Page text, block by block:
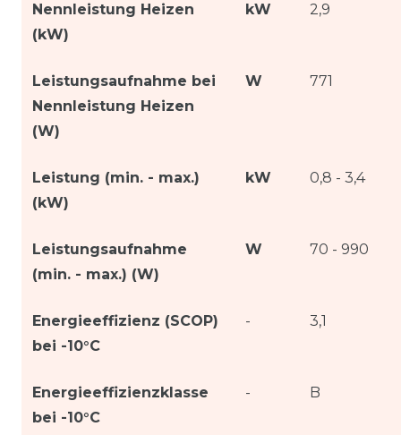
Nennleistung Heizen
(kW)
kW 2,9
Leistungsaufnahme bei
Nennleistung Heizen
(W)
W 771
Leistung (min. - max.)
(kW)
kW 0,8 - 3,4
Leistungsaufnahme
(min. - max.) (W)
W 70 - 990
Energieeffizienz (SCOP)
bei -10°C
- 3,1
Energieeffizienzklasse
bei -10°C
- B